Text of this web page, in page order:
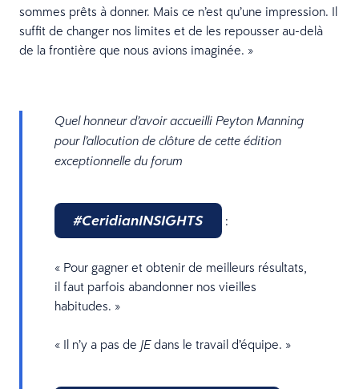
sommes prêts à donner. Mais ce n’est qu’une impression. Il
suffit de changer nos limites et de les repousser au-delà
de la frontière que nous avions imaginée. »
Quel honneur d’avoir accueilli Peyton Manning
pour l’allocution de clôture de cette édition
exceptionnelle du forum
#CeridianINSIGHTS :
« Pour gagner et obtenir de meilleurs résultats,
il faut parfois abandonner nos vieilles
habitudes. »
« Il n’y a pas de JEdans le travail d’équipe. »